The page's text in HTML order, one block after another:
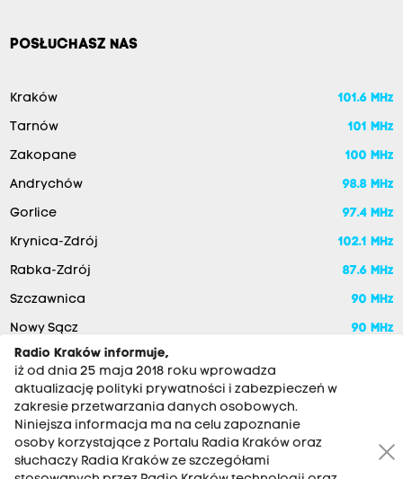
POSŁUCHASZ NAS
Kraków 101.6 MHz
Tarnów 101 MHz
Zakopane 100 MHz
Andrychów 98.8 MHz
Gorlice 97.4 MHz
Krynica-Zdrój 102.1 MHz
Rabka-Zdrój 87.6 MHz
Szczawnica 90 MHz
Nowy Sącz
90 MHz
Radio Kraków informuje,
iż od dnia 25 maja 2018 roku wprowadza
aktualizację polityki prywatności i zabezpieczeń w
zakresie przetwarzania danych osobowych.
Niniejsza informacja ma na celu zapoznanie
osoby korzystające z Portalu Radia Kraków oraz
słuchaczy Radia Kraków ze szczegółami